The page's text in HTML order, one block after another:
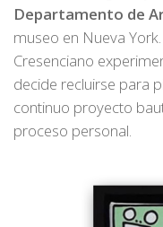
Departamento de
museo en Nueva
Cresenciano
decide recluirse para
continuo proyecto
proceso personal.